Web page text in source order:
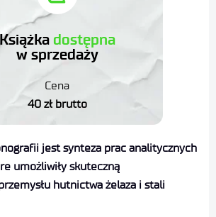
dostępna
w sprzedaży
Cena
40 zł brutto
Kontakt
Dział Wydawnictw
wyślij e-mail
z zapytaniem
jest synteza prac analitycznych
umożliwiły skuteczną
hutnictwa żelaza i stali